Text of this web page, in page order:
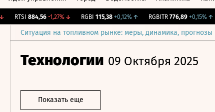
RTSI 884,56 -1,27%↓ RGBI 115,38 +0,12% ↑ RGBITR 776,89 +0,15% ↑
Ситуация на топливном рынке: меры, динамика, прогнозы
Технологии 09 Октября 2025
Показать еще